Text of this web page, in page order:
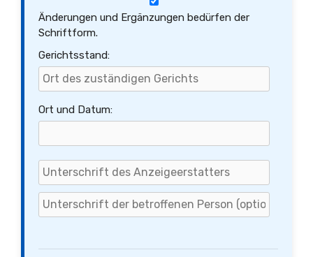
Änderungen und Ergänzungen bedürfen der
Schriftform.
Gerichtsstand:
Ort und Datum: